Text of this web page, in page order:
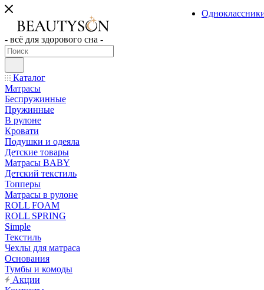
- всё для здорового сна -
Каталог
Матрасы
Беспружинные
Пружинные
В рулоне
Кровати
Подушки и одеяла
Детские товары
Матрасы BABY
Детский текстиль
Топперы
Матрасы в рулоне
ROLL FOAM
ROLL SPRING
Simple
Текстиль
Чехлы для матраса
Основания
Тумбы и комоды
Акции